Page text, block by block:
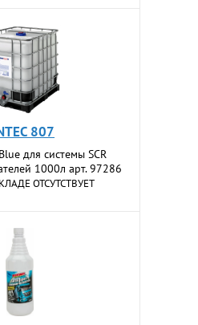
807
для системы SCR
1000л арт. 97286
ОТСУТСТВУЕТ